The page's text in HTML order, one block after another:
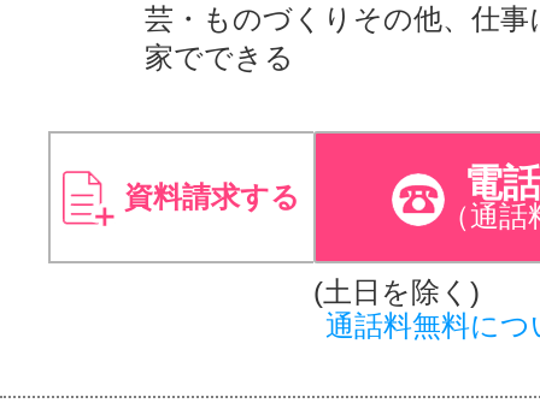
芸・ものづくりその他、仕事
家でできる
資料請求する 電
（通話
(土日を除く)
通話料無料につ